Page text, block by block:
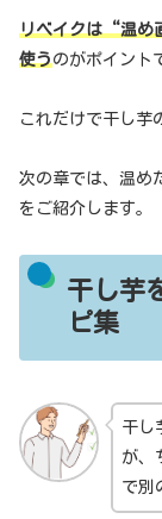
リベイクは“温め
使うのがポイント
これだけで干し芋
次の章では、温め
をご紹介します。
干し芋
ピ集
干し
が、
で別